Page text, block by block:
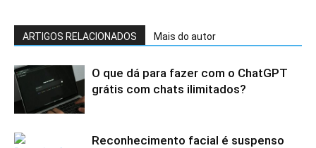
ARTIGOS RELACIONADOS Mais do autor
O que dá para fazer com o ChatGPT
grátis com chats ilimitados?
Reconhecimento facial é suspenso